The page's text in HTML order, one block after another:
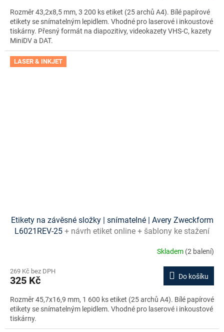
Rozměr 43,2x8,5 mm, 3 200 ks etiket (25 archů A4). Bílé papírové
etikety se snímatelným lepidlem. Vhodné pro laserové i inkoustové
tiskárny. Přesný formát na diapozitivy, videokazety VHS-C, kazety
MiniDV a DAT.
LASER & INKJET
Etikety na závěsné složky | snímatelné | Avery Zweckform
L6021REV-25 + návrh etiket online + šablony ke stažení
Skladem (2 balení)
269 Kč bez DPH
325 Kč Do košíku
Rozměr 45,7x16,9 mm, 1 600 ks etiket (25 archů A4). Bílé papírové
etikety se snímatelným lepidlem. Vhodné pro laserové i inkoustové
tiskárny.